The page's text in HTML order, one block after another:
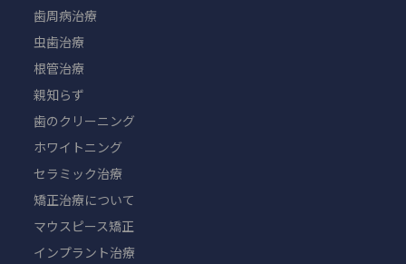
歯周病治療
虫歯治療
根管治療
親知らず
歯のクリーニング
ホワイトニング
セラミック治療
矯正治療について
マウスピース矯正
インプラント治療